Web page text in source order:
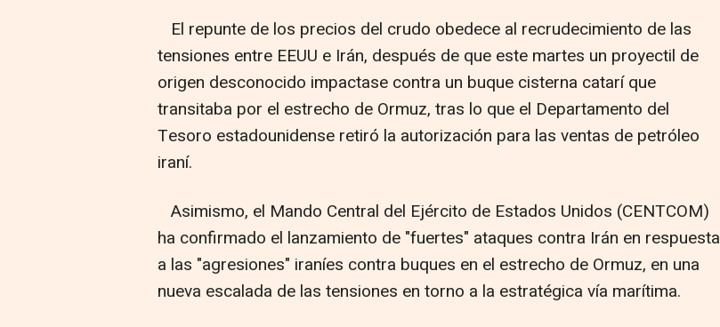
El repunte de los precios del crudo obedece al recrudecimiento de las
tensiones entre EEUU e Irán, después de que este martes un proyectil de
origen desconocido impactase contra un buque cisterna catarí que
transitaba por el estrecho de Ormuz, tras lo que el Departamento del
Tesoro estadounidense retiró la autorización para las ventas de petróleo
iraní.
Asimismo, el Mando Central del Ejército de Estados Unidos (CENTCOM)
ha confirmado el lanzamiento de "fuertes" ataques contra Irán en respuesta
a las "agresiones" iraníes contra buques en el estrecho de Ormuz, en una
nueva escalada de las tensiones en torno a la estratégica vía marítima.